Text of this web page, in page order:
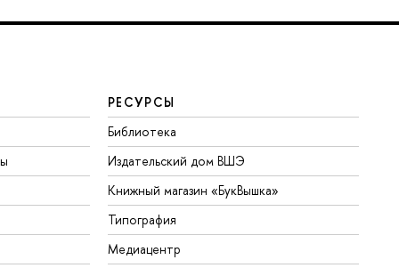
РЕСУРСЫ
Библиотека
Издательский дом ВШЭ
Книжный магазин «БукВышка»
Типография
Медиацентр